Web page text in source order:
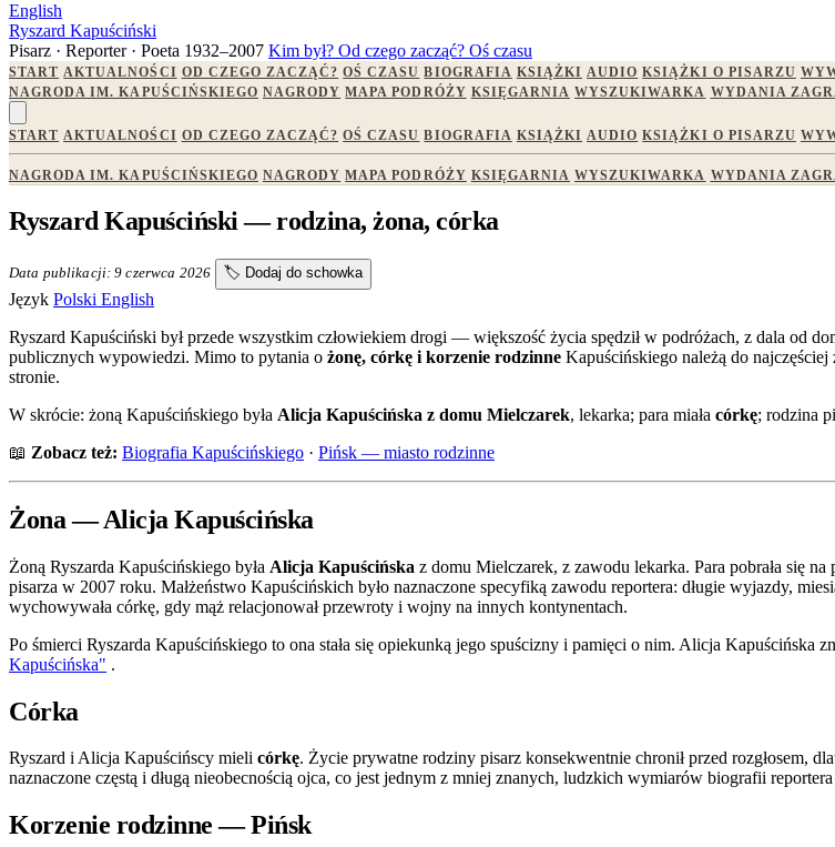
English
Ryszard Kapuściński
Pisarz · Reporter · Poeta 1932–2007 Kim był? Od czego zacząć? Oś czasu
START AKTUALNOŚCI OD CZEGO ZACZĄĆ? OŚ CZASU BIOGRAFIA KSIĄŻKI AUDIO KSIĄŻKI O PISARZU
NAGRODA IM. KAPUŚCIŃSKIEGO NAGRODY MAPA PODRÓŻY KSIĘGARNIA WYSZUKIWARKA WYDANIA
START AKTUALNOŚCI OD CZEGO ZACZĄĆ? OŚ CZASU BIOGRAFIA KSIĄŻKI AUDIO KSIĄŻKI O PISARZU
NAGRODA IM. KAPUŚCIŃSKIEGO NAGRODY MAPA PODRÓŻY KSIĘGARNIA WYSZUKIWARKA WYDANIA
Ryszard Kapuściński — rodzina, żona, córka
Data publikacji: 9 czerwca 2026 🏷️ Dodaj do schowka
Język Polski English
Ryszard Kapuściński był przede wszystkim człowiekiem drogi — większość życia spędził w podróżach, z dala od
publicznych wypowiedzi. Mimo to pytania o żonę, córkę i korzenie rodzinne Kapuścińskiego należą do
stronie.
W skrócie: żoną Kapuścińskiego była Alicja Kapuścińska z domu Mielczarek, lekarka; para miała córkę; rodzina
📖 Zobacz też: Biografia Kapuścińskiego · Pińsk — miasto rodzinne
Żona — Alicja Kapuścińska
Żoną Ryszarda Kapuścińskiego była Alicja Kapuścińska z domu Mielczarek, z zawodu lekarka. Para pobrała się
pisarza w 2007 roku. Małżeństwo Kapuścińskich było naznaczone specyfiką zawodu reportera: długie wyjazdy,
wychowywała córkę, gdy mąż relacjonował przewroty i wojny na innych kontynentach.
Po śmierci Ryszarda Kapuścińskiego to ona stała się opiekunką jego spuścizny i pamięci o nim. Alicja
Kapuścińska" .
Córka
Ryszard i Alicja Kapuścińscy mieli córkę. Życie prywatne rodziny pisarz konsekwentnie chronił przed rozgłosem,
naznaczone częstą i długą nieobecnością ojca, co jest jednym z mniej znanych, ludzkich wymiarów biografii
Korzenie rodzinne — Pińsk